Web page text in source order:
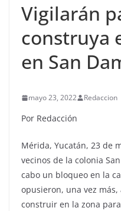
Vigilarán
construya
en San
mayo 23, 2022 Redaccion
Por Redacción
Mérida, Yucatán, 23 de
vecinos de la colonia
cabo un bloqueo en la
opusieron, una vez
construir en la zona